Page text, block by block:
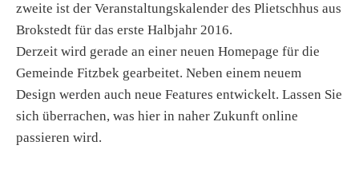
zweite ist der Veranstaltungskalender des Plietschhus aus
Brokstedt für das erste Halbjahr 2016.
Derzeit wird gerade an einer neuen Homepage für die
Gemeinde Fitzbek gearbeitet. Neben einem neuem
Design werden auch neue Features entwickelt. Lassen Sie
sich überrachen, was hier in naher Zukunft online
passieren wird.